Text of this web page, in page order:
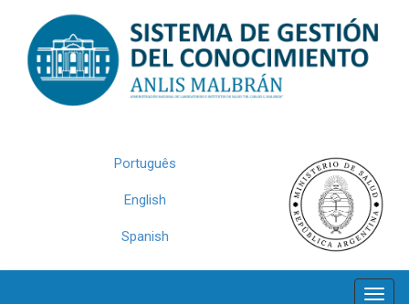
navigation
Português
English
Spanish